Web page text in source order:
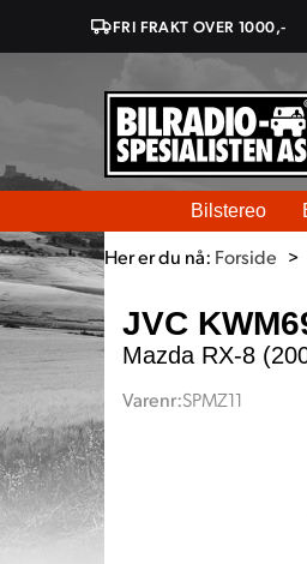
FRI FRAKT OVER 1000,-
Bilstereo
Her er du nå: Forside >
JVC
Mazda RX-8
Varenr:SPMZ11